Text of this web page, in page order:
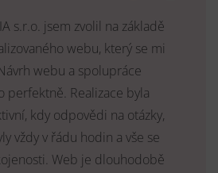
s.r.o. jsem zvolil na základě
webu, který se mi
webu a spolupráce
perfektně. Realizace byla
kdy odpovědi na otázky,
vždy v řádu hodin a vše se
Web je dlouhodobě